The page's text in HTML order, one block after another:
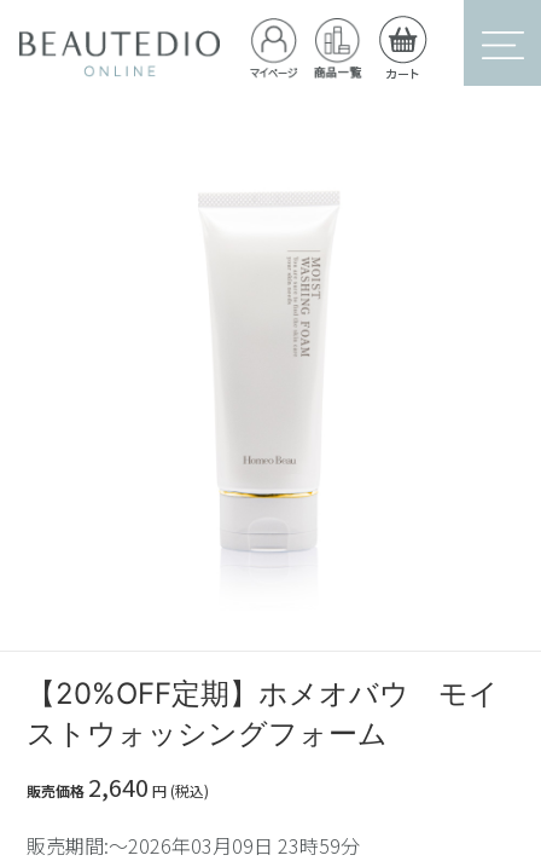
【20%OFF定期】ホメオバウ モイ
ストウォッシングフォーム
販売価格 2,640 円 (税込)
販売期間:～2026年03月09日 23時59分